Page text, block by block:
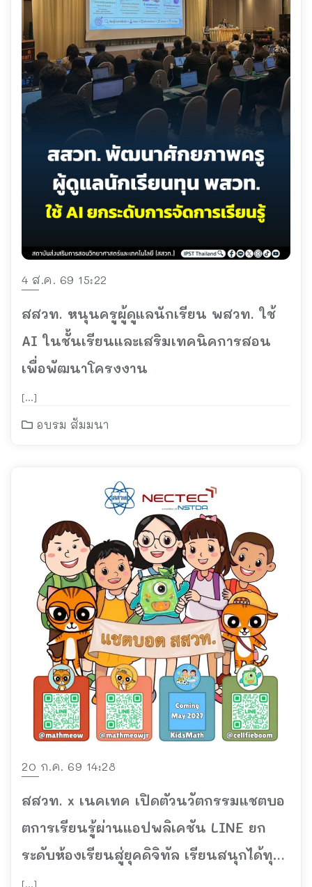
4 ส.ค. 69 15:22
สสวท. หนุนครูผู้ดูแลนักเรียน พสวท. ใช้
AI ในชั้นเรียนและเสริมเทคนิคการสอน
เพื่อพัฒนาโครงงาน
[…]
อบรม สัมมนา
20 ก.ค. 69 14:28
สสวท. x เนคเทค เปิดตัวนวัตกรรมแชตบอ
ตการเรียนรู้ผ่านแอปพลิเคชัน LINE ยก
ระดับห้องเรียนสู่ยุคดิจิทัล เรียนสนุกได้ทุก
ที่ทุกเวลา
[…]